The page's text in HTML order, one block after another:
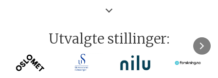
Utvalgte stillinger: